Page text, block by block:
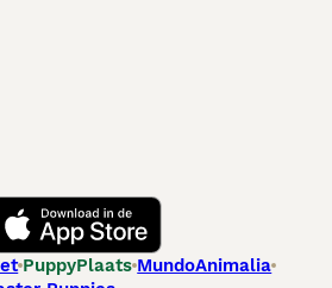
PuppyPlaats MundoAnimalia